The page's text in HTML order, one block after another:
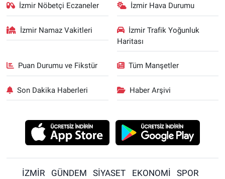
İzmir Nöbetçi Eczaneler İzmir Hava Durumu
İzmir Namaz Vakitleri
İzmir Trafik Yoğunluk
Haritası
Puan Durumu ve Fikstür Tüm Manşetler
Son Dakika Haberleri Haber Arşivi
İZMİR GÜNDEM SİYASET EKONOMİ
SPOR